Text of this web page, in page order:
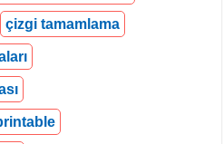
çizgi tamamlama